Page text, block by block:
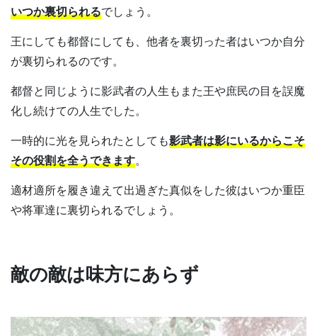
いつか裏切られるでしょう。
王にしても都督にしても、他者を裏切った者はいつか自分
が裏切られるのです。
都督と同じように影武者の人生もまた王や庶民の目を誤魔
化し続けての人生でした。
一時的に光を見られたとしても影武者は影にいるからこそ
その役割を全うできます。
適材適所を履き違えて出過ぎた真似をした彼はいつか重臣
や将軍達に裏切られるでしょう。
敵の敵は味方にあらず